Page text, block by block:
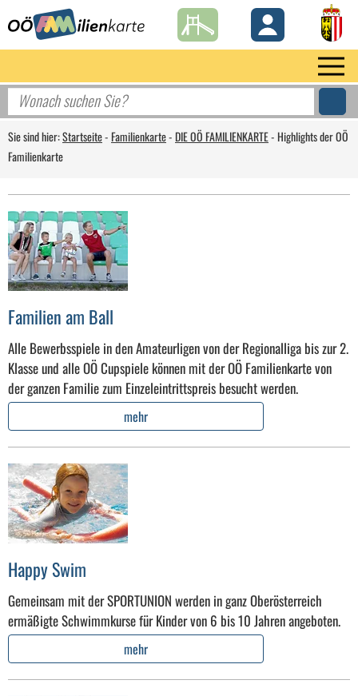
Sie sind hier:Startseite-Familienkarte-DIE OÖ FAMILIENKARTE-Highlights der OÖ
Familienkarte
Familien am Ball
Alle Bewerbsspiele in den Amateurligen von der Regionalliga bis zur 2.
Klasse und alle OÖ Cupspiele können mit der OÖ Familienkarte von
der ganzen Familie zum Einzeleintrittspreis besucht werden.
mehr
Happy Swim
Gemeinsam mit der SPORTUNION werden in ganz Oberösterreich
ermäßigte Schwimmkurse für Kinder von 6 bis 10 Jahren angeboten.
mehr